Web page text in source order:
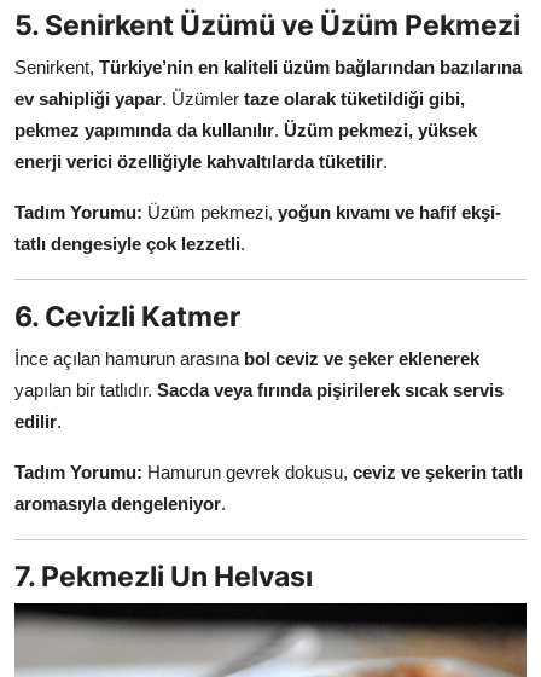
5. Senirkent Üzümü ve Üzüm Pekmezi
Senirkent, Türkiye’nin en kaliteli üzüm bağlarından bazılarına
ev sahipliği yapar. Üzümler taze olarak tüketildiği gibi,
pekmez yapımında da kullanılır. Üzüm pekmezi, yüksek
enerji verici özelliğiyle kahvaltılarda tüketilir.
Tadım Yorumu: Üzüm pekmezi, yoğun kıvamı ve hafif ekşi-
tatlı dengesiyle çok lezzetli.
6. Cevizli Katmer
İnce açılan hamurun arasına bol ceviz ve şeker eklenerek
yapılan bir tatlıdır. Sacda veya fırında pişirilerek sıcak servis
edilir.
Tadım Yorumu: Hamurun gevrek dokusu, ceviz ve şekerin tatlı
aromasıyla dengeleniyor.
7. Pekmezli Un Helvası